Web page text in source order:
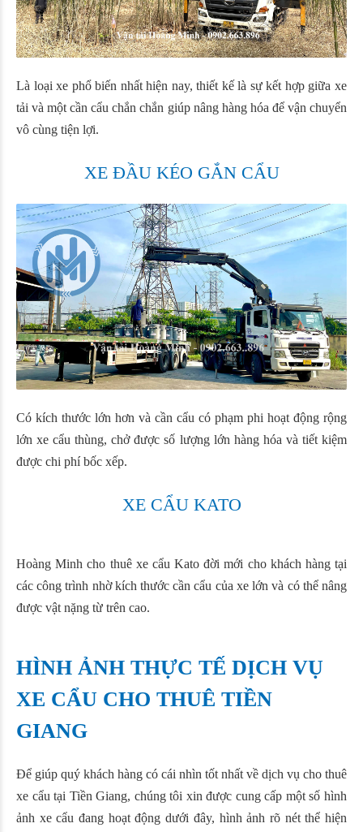
Là loại xe phổ biến nhất hiện nay, thiết kế là sự kết hợp giữa xe
tải và một cần cẩu chắn chắn giúp nâng hàng hóa để vận chuyển
vô cùng tiện lợi.
XE ĐẦU KÉO GẮN CẨU
Có kích thước lớn hơn và cần cẩu có phạm phi hoạt động rộng
lớn xe cẩu thùng, chở được số lượng lớn hàng hóa và tiết kiệm
được chi phí bốc xếp.
XE CẨU KATO
Hoàng Minh cho thuê xe cẩu Kato đời mới cho khách hàng tại
các công trình nhờ kích thước cần cẩu của xe lớn và có thể nâng
được vật nặng từ trên cao.
HÌNH ẢNH THỰC TẾ DỊCH VỤ
XE CẨU CHO THUÊ TIỀN
GIANG
Để giúp quý khách hàng có cái nhìn tốt nhất về dịch vụ cho thuê
xe cẩu tại Tiền Giang, chúng tôi xin được cung cấp một số hình
ảnh xe cẩu đang hoạt động dưới đây, hình ảnh rõ nét thể hiện